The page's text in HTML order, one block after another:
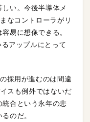
い。今後半導体メ
なコントローラがリ
易に想像できる。
アップルにとって
採用が進むのは間違
スも例外ではないだ
合という永年の悲
のだ。